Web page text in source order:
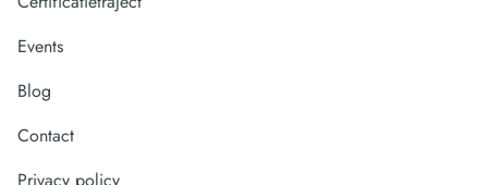
Events
Blog
Contact